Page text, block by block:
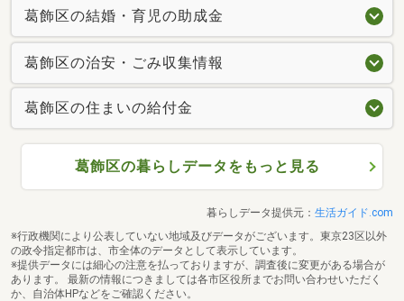
葛飾区の結婚・育児の助成金
葛飾区の治安・ごみ収集情報
葛飾区の住まいの給付金
葛飾区の暮らしデータをもっと見る
暮らしデータ提供元： 生活ガイド.com
※行政機関により公表していない地域及びデータがございます。東京23区以外
の政令指定都市は、市全体のデータとして表示しています。
※提供データには細心の注意を払っておりますが、調査後に変更がある場合が
あります。 最新の情報につきましては各市区役所までお問い合わせいただく
か、自治体HPなどをご確認ください。